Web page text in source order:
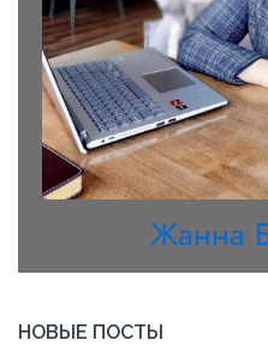
Жанна
НОВЫЕ ПОСТЫ